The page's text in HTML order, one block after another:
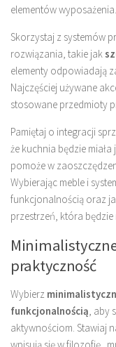
elementów wyposażenia.
Skorzystaj z systemów
rozwiązania, takie jak
elementy odpowiadają
Najczęściej używane
stosowane przedmioty
Pamiętaj o integracji
że kuchnia będzie
pomoże w
Wybierając meble i
funkcjonalnością oraz
przestrzeń, która
praktyczność
Wybierz
funkcjonalnością ,
aktywnościom. Stawiaj
wpisują się w filozofię